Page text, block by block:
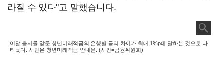
라질 수 있다"고 말했습니다.
이달 출시를 앞둔 청년미래적금의 은행별 금리 차이가 최대 1%p에 달하는 것으로 나
타났다. 사진은 청년미래적금 안내문. (사진=금융위원회)